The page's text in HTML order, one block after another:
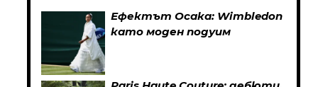
Ефектът Осака: Wimbledon
като моден подуим